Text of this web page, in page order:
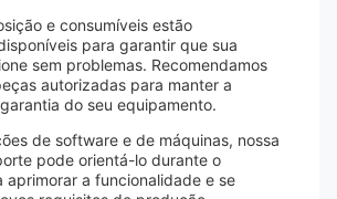
e consumíveis estão
para garantir que sua
sem problemas. Recomendamos
autorizadas para manter a
do seu equipamento.
de software e de máquinas, nossa
pode orientá-lo durante o
aprimorar a funcionalidade e se